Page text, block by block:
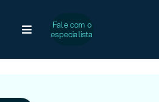
Toggle
Fale com o
especialista